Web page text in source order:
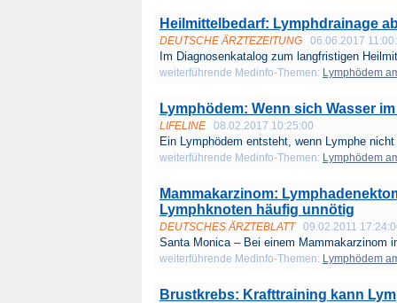
Heilmittelbedarf: Lymphdrainage
DEUTSCHE ÄRZTEZEITUNG 06.06.2017
Im Diagnosenkatalog zum langfristigen
weiterführende Medinfo-Themen: Lymphödem
Lymphödem: Wenn sich Wasser
LIFELINE 08.02.2017 10:25:00
Ein Lymphödem entsteht, wenn Lymphe
weiterführende Medinfo-Themen: Lymphödem
Mammakarzinom:
Lymphknoten häufig unnötig
DEUTSCHES ÄRZTEBLATT 09.02.2011
Santa Monica – Bei einem Mammakarzinom
weiterführende Medinfo-Themen: Lymphödem
Brustkrebs: Krafttraining kann